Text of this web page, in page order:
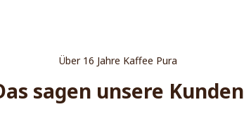
Über 16 Jahre Kaffee Pura
sagen unsere Kunden